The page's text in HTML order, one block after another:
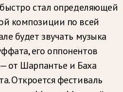
стал определяющей
композиции по всей
будет звучать музыка
его оппонентов
от Шарпантье и Баха
Откроется фестиваль